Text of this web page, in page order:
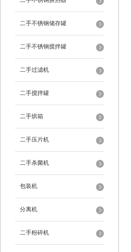
二手不锈钢储存罐
二手不锈钢搅拌罐
二手过滤机
二手搅拌罐
二手烘箱
二手压片机
二手杀菌机
包装机
分离机
二手粉碎机